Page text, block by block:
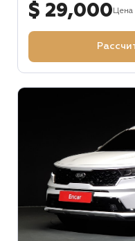
$ 29,000 Цена